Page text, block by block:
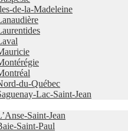
de-la-Madeleine
du-Québec
Lac-Saint-Jean
Saint-Jean
Saint-Paul